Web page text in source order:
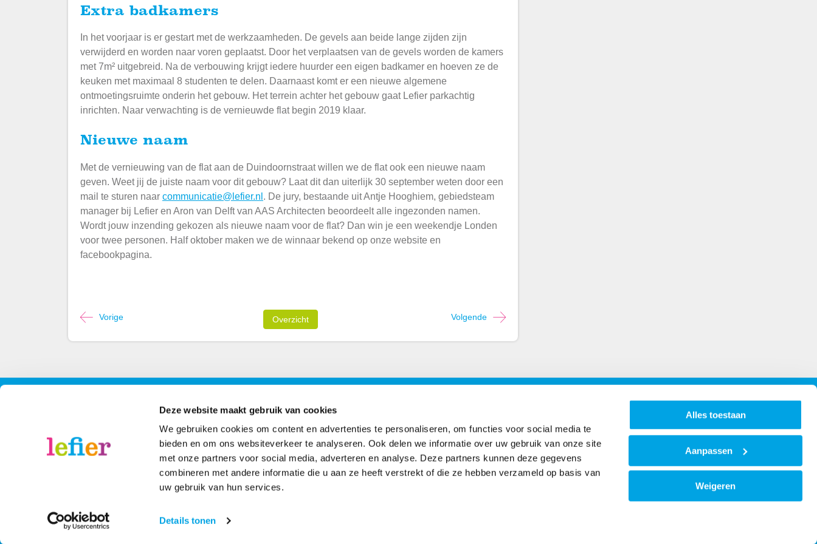
Deze website maakt gebruik van cookies
We gebruiken cookies om content en advertenties te personaliseren, om functies voor social media te
bieden en om ons websiteverkeer te analyseren. Ook delen we informatie over uw gebruik van onze site
met onze partners voor social media, adverteren en analyse. Deze partners kunnen deze gegevens
combineren met andere informatie die u aan ze heeft verstrekt of die ze hebben verzameld op basis van
uw gebruik van hun services.
Details tonen
Alles toestaan
Aanpassen
Weigeren
Extra badkamers
In het voorjaar is er gestart met de werkzaamheden. De gevels aan beide lange zijden zijn
verwijderd en worden naar voren geplaatst. Door het verplaatsen van de gevels worden de kamers
met 7m² uitgebreid. Na de verbouwing krijgt iedere huurder een eigen badkamer en hoeven ze de
keuken met maximaal 8 studenten te delen. Daarnaast komt er een nieuwe algemene
ontmoetingsruimte onderin het gebouw. Het terrein achter het gebouw gaat Lefier parkachtig
inrichten. Naar verwachting is de vernieuwde flat begin 2019 klaar.
Nieuwe naam
Met de vernieuwing van de flat aan de Duindoornstraat willen we de flat ook een nieuwe naam
geven. Weet jij de juiste naam voor dit gebouw? Laat dit dan uiterlijk 30 september weten door een
mail te sturen naar communicatie@lefier.nl . De jury, bestaande uit Antje Hooghiem, gebiedsteam
manager bij Lefier en Aron van Delft van AAS Architecten beoordeelt alle ingezonden namen.
Wordt jouw inzending gekozen als nieuwe naam voor de flat? Dan win je een weekendje Londen
voor twee personen. Half oktober maken we de winnaar bekend op onze website en
facebookpagina.
Volgende
Overzicht
Vorige
Contactinformatie
088 - 203 3000
Stuur een bericht
Volg ons
Facebook
Instagram
Postbus 2102
7801 CC Emmen
Maandag t/m vrijdag van 8:00 - 16:30
voor de bezoekadressen